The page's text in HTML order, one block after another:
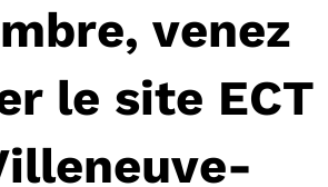
venez
le site ECT